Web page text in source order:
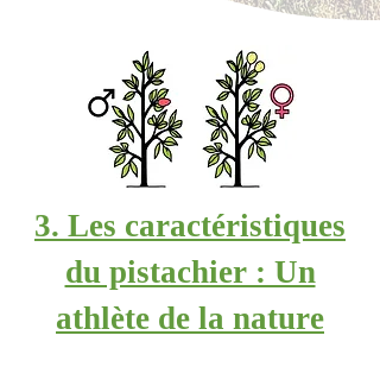
3. Les caractéristiques
du pistachier : Un
athlète de la nature